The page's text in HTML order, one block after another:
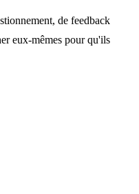
de feedback
eux-mêmes pour qu'ils